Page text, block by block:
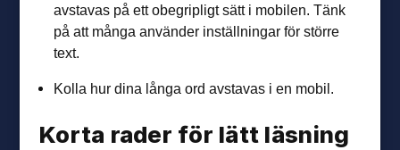
avstavas på ett obegripligt sätt i mobilen. Tänk
på att många använder inställningar för större
text.
Kolla hur dina långa ord avstavas i en mobil.
Korta rader för lätt läsning